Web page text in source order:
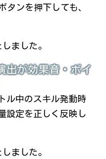
タンを押下しても、
ました。
出が効果音・ボイ
ル中のスキル発動時
設定を正しく反映し
ました。